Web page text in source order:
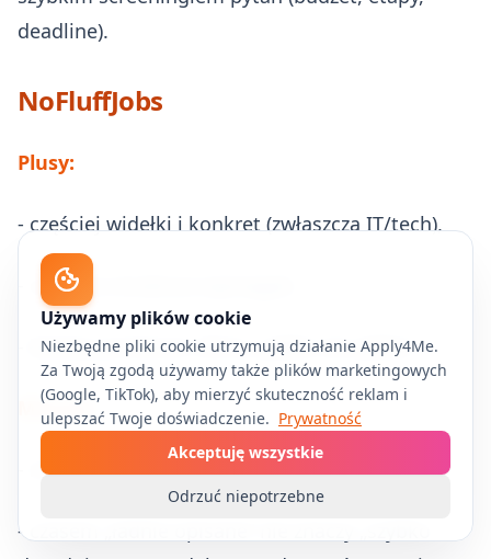
deadline).
NoFluffJobs
Plusy:
- częściej widełki i konkret (zwłaszcza IT/tech),
- czytelna struktura wymagań,
- łatwiej porównać oferty „jabłko do jabłka”.
Minusy:
- mniejszy przekrój branż (silny tech),
- czasem „ładnie opisane” nie znaczy „szybko
Używamy plików cookie
Niezbędne pliki cookie utrzymują działanie Apply4Me.
Za Twoją zgodą używamy także plików marketingowych
(Google, TikTok), aby mierzyć skuteczność reklam i
ulepszać Twoje doświadczenie. Prywatność
Odrzuć niepotrzebne
Akceptuję wszystkie